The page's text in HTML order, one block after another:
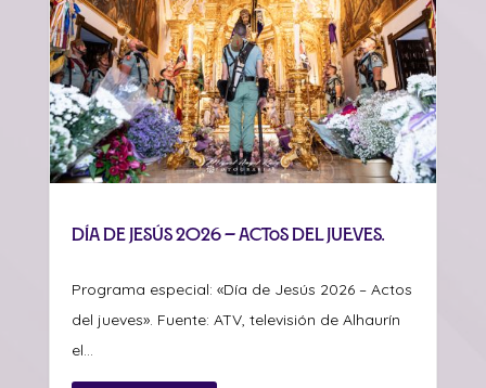
Día de Jesús 2026 – Actos del jueves.
Programa especial: «Día de Jesús 2026 – Actos
del jueves». Fuente: ATV, televisión de Alhaurín
el...